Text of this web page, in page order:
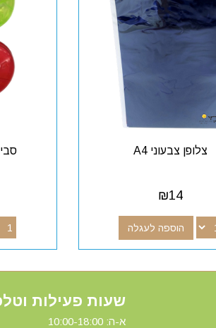
צלופן צבעוני A4
₪14
הוספה לעגלה
שעות פעילות
א-ה: 10:00-18:00